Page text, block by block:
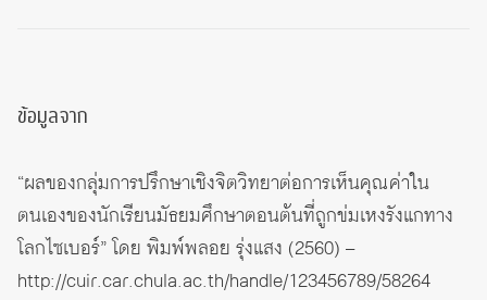
ข้อมูลจาก
“ผลของกลุ่มการปรึกษาเชิงจิตวิทยาต่อการเห็นคุณค่าใน
ตนเองของนักเรียนมัธยมศึกษาตอนต้นที่ถูกข่มเหงรังแกทาง
โลกไซเบอร์” โดย พิมพ์พลอย รุ่งแสง (2560) –
http://cuir.car.chula.ac.th/handle/123456789/58264